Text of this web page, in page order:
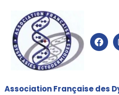
Association Française des